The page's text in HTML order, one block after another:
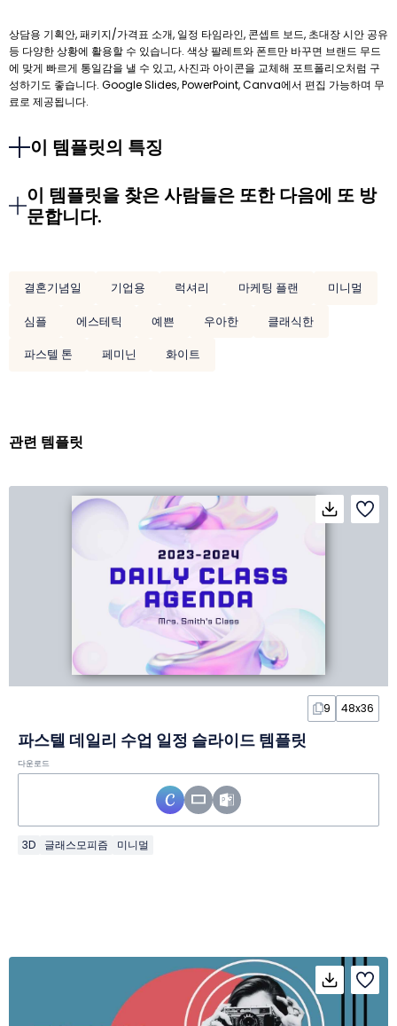
상담용 기획안, 패키지/가격표 소개, 일정 타임라인, 콘셉트 보드, 초대장 시안 공유
등 다양한 상황에 활용할 수 있습니다. 색상 팔레트와 폰트만 바꾸면 브랜드 무드
에 맞게 빠르게 통일감을 낼 수 있고, 사진과 아이콘을 교체해 포트폴리오처럼 구
성하기도 좋습니다. Google Slides, PowerPoint, Canva에서 편집 가능하며 무
료로 제공됩니다.
이 템플릿의 특징
이 템플릿을 찾은 사람들은 또한 다음에 또 방
문합니다.
결혼기념일 기업용 럭셔리 마케팅 플랜
미니멀
심플
에스테틱 예쁜 우아한
클래식한
파스텔 톤
페미닌 화이트
관련 템플릿
9 48x36
파스텔 데일리 수업 일정 슬라이드 템플릿
다운로드
3D 글래스모피즘 미니멀